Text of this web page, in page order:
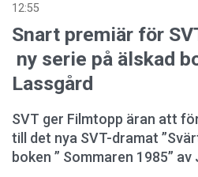
12:55
Snart premiär för
ny serie på älskad
Lassgård
SVT ger Filmtopp äran att
till det nya SVT-dramat
boken ” Sommaren 1985”